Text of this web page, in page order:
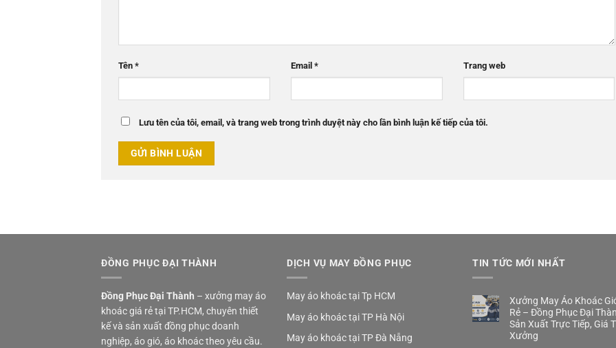
Tên * Email * Trang web
Lưu tên của tôi, email, và trang web trong trình duyệt này cho lần bình luận kế tiếp của tôi.
ĐỒNG PHỤC ĐẠI THÀNH
Đồng Phục Đại Thành – xưởng may áo
khoác giá rẻ tại TP.HCM, chuyên thiết
kế và sản xuất đồng phục doanh
nghiệp, áo gió, áo khoác theo yêu cầu.
DỊCH VỤ MAY ĐỒNG PHỤC
May áo khoác tại Tp HCM
May áo khoác tại TP Hà Nội
May áo khoác tại TP Đà Nẵng
TIN TỨC MỚI NHẤT
Xưởng May Áo Khoác
Rẻ – Đồng Phục Đại
Sản Xuất Trực Tiếp, Giá
Xưởng